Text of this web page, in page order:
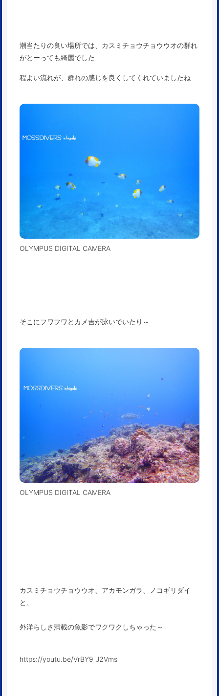
潮当たりの良い場所では、カスミチョウチョウウオの群れ
がとーっても綺麗でした
程よい流れが、群れの感じを良くしてくれていましたね
OLYMPUS DIGITAL CAMERA
そこにフワフワとカメ吉が泳いでいたり～
OLYMPUS DIGITAL CAMERA
カスミチョウチョウウオ、アカモンガラ、ノコギリダイ
と、
外洋らしさ満載の魚影でワクワクしちゃった～
https://youtu.be/VrBY9_J2Vms